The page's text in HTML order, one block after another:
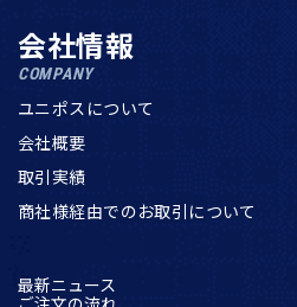
会社情報
COMPANY
ユニポスについて
会社概要
取引実績
商社様経由でのお取引について
最新ニュース